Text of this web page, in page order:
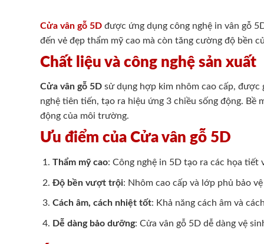
Cửa vân gỗ 5D được ứng dụng công nghệ in vân gỗ
đến vẻ đẹp thẩm mỹ cao mà còn tăng cường độ bền
Chất liệu và công nghệ sản xuất
Cửa vân gỗ 5D sử dụng hợp kim nhôm cao cấp, được
nghệ tiên tiến, tạo ra hiệu ứng 3 chiều sống động.
động của môi trường.
Ưu điểm của Cửa vân gỗ 5D
Thẩm mỹ cao: Công nghệ in 5D tạo ra các họa tiết
Độ bền vượt trội: Nhôm cao cấp và lớp phủ bảo
Cách âm, cách nhiệt tốt: Khả năng cách âm và
Dễ dàng bảo dưỡng: Cửa vân gỗ 5D dễ dàng vệ